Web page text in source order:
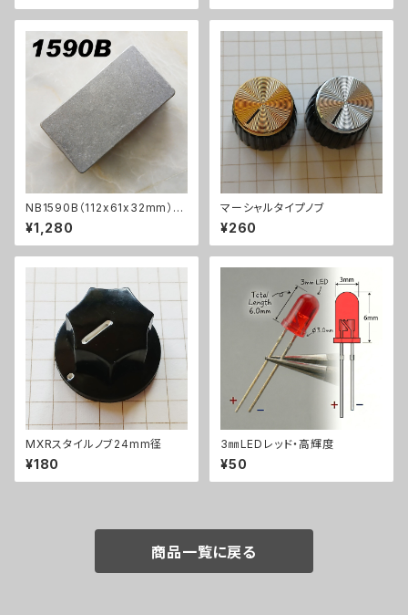
NB1590B（112x61x32mm）ア
ルミダイキャストケース
¥1,280
マーシャルタイプノブ
¥260
MXRスタイルノブ24mm径
¥180
3㎜LEDレッド・高輝度
¥50
商品一覧に戻る